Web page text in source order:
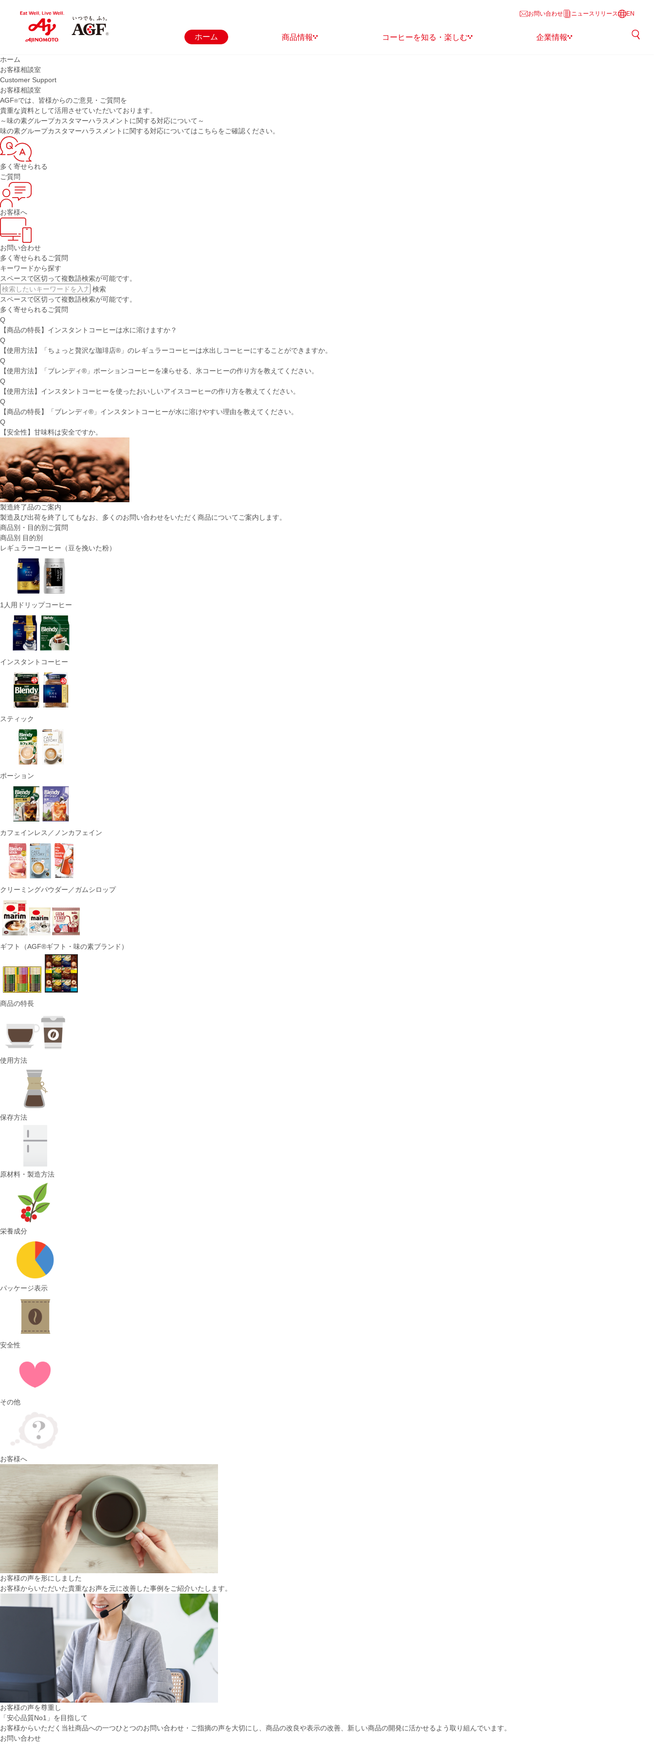
お問い合わせ ニュースリリース EN
ホーム 商品情報 コーヒーを知る・楽しむ 企業情報
ホーム
お客様相談室
Customer Support
お客様相談室
AGF®では、皆様からのご意見・ご質問を
貴重な資料として活用させていただいております。
～味の素グループカスタマーハラスメントに関する対応について～
味の素グループカスタマーハラスメントに関する対応についてはこちらをご確認ください。
多く寄せられる
ご質問
お客様へ
お問い合わせ
多く寄せられるご質問
キーワードから探す
スペースで区切って複数語検索が可能です。
検索
スペースで区切って複数語検索が可能です。
多く寄せられるご質問
Q
【商品の特長】インスタントコーヒーは水に溶けますか？
Q
【使用方法】「ちょっと贅沢な珈琲店®」のレギュラーコーヒーは水出しコーヒーにすることができますか。
Q
【使用方法】「ブレンディ®」ポーションコーヒーを凍らせる、氷コーヒーの作り方を教えてください。
Q
【使用方法】インスタントコーヒーを使ったおいしいアイスコーヒーの作り方を教えてください。
Q
【商品の特長】「ブレンディ®」インスタントコーヒーが水に溶けやすい理由を教えてください。
Q
【安全性】甘味料は安全ですか。
製造終了品のご案内
製造及び出荷を終了してもなお、多くのお問い合わせをいただく商品についてご案内します。
商品別・目的別ご質問
商品別 目的別
レギュラーコーヒー（豆を挽いた粉）
1人用ドリップコーヒー
インスタントコーヒー
スティック
ポーション
カフェインレス／ノンカフェイン
クリーミングパウダー／ガムシロップ
ギフト（AGF®ギフト・味の素ブランド）
商品の特長
使用方法
保存方法
原材料・製造方法
栄養成分
パッケージ表示
安全性
その他
お客様へ
お客様の声を形にしました
お客様からいただいた貴重なお声を元に改善した事例をご紹介いたします。
お客様の声を尊重し
「安心品質No1」を目指して
お客様からいただく当社商品への一つひとつのお問い合わせ・ご指摘の声を大切にし、商品の改良や表示の改善、新しい商品の開発に活かせるよう取り組んでいます。
お問い合わせ